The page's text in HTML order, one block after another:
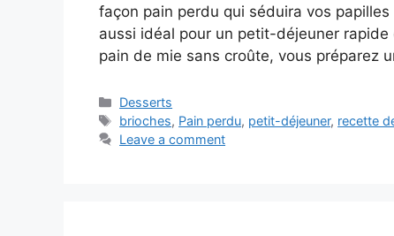
façon pain perdu qui séduira vos
aussi idéal pour un petit-déjeuner
pain de mie sans croûte, vous préparez
Categories
Desserts
Tags
brioches, Pain perdu, petit-déjeuner, recette
Leave a comment